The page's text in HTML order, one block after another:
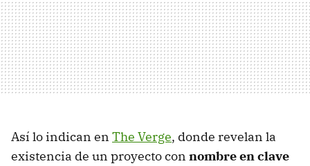
Así lo indican en The Verge, donde revelan la
existencia de un proyecto con nombre en clave